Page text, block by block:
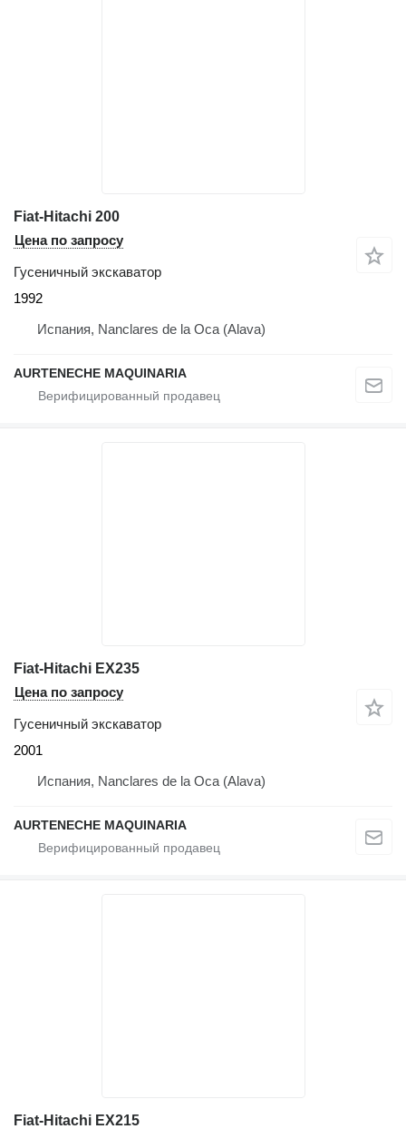
Fiat-Hitachi 200
Цена по запросу
Гусеничный экскаватор
1992
Испания, Nanclares de la Oca (Alava)
AURTENECHE MAQUINARIA
Fiat-Hitachi EX235
Цена по запросу
Гусеничный экскаватор
2001
Испания, Nanclares de la Oca (Alava)
AURTENECHE MAQUINARIA
Fiat-Hitachi EX215